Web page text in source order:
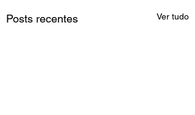
Posts recentes Ver tudo